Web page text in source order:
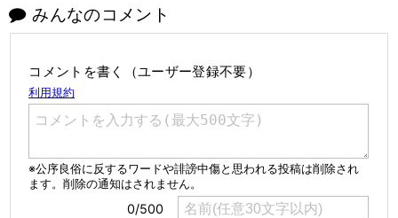
みんなのコメント
コメントを書く（ユーザー登録不要）